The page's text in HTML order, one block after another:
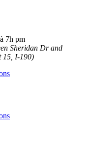
7h pm
Sheridan Dr and
15, I-190)